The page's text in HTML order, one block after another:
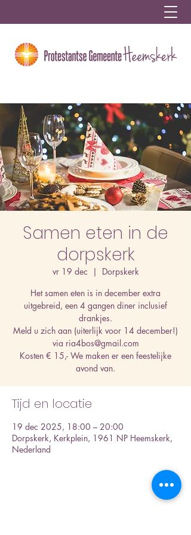
Samen eten in de
dorpskerk
vr 19 dec
  |
Dorpskerk
Het samen eten is in december extra
uitgebreid, een 4 gangen diner inclusief
drankjes.
Meld u zich aan (uiterlijk voor 14 december!)
via ria4bos@gmail.com
Kosten € 15,- We maken er een feestelijke
avond van.
Tijd en locatie
19 dec 2025, 18:00 – 20:00
Dorpskerk, Kerkplein, 1961 NP Heemskerk,
Nederland